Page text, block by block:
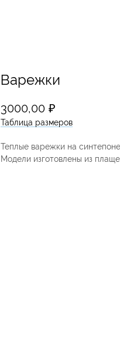
Варежки
3000,00 ₽
Таблица размеров
Теплые варежки на
Модели изготовлены из